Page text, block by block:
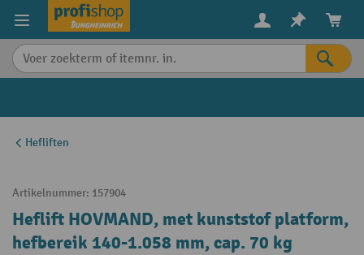
content
Hefliften
Artikelnummer: 157904
Heflift HOVMAND, met kunststof platform,
hefbereik 140-1.058 mm, cap. 70 kg